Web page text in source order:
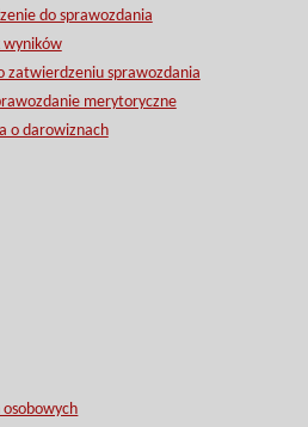
do sprawozdania
wyników
zatwierdzeniu sprawozdania
merytoryczne
o darowiznach